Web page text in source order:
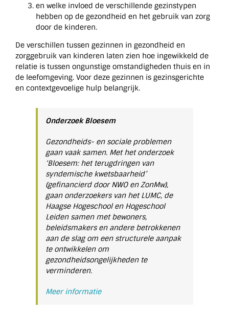
en welke invloed de verschillende gezinstypen
hebben op de gezondheid en het gebruik van zorg
door de kinderen.
De verschillen tussen gezinnen in gezondheid en
zorggebruik van kinderen laten zien hoe ingewikkeld de
relatie is tussen ongunstige omstandigheden thuis en in
de leefomgeving. Voor deze gezinnen is gezinsgerichte
en contextgevoelige hulp belangrijk.
Onderzoek Bloesem
Gezondheids- en sociale problemen
gaan vaak samen. Met het onderzoek
‘Bloesem: het terugdringen van
syndemische kwetsbaarheid’
(gefinancierd door NWO en ZonMw),
gaan onderzoekers van het LUMC, de
Haagse Hogeschool en Hogeschool
Leiden samen met bewoners,
beleidsmakers en andere betrokkenen
aan de slag om een structurele aanpak
te ontwikkelen om
gezondheidsongelijkheden te
verminderen.
Meer informatie